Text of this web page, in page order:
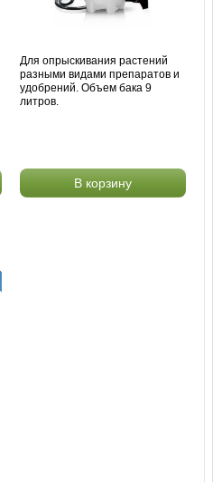
Для опрыскивания растений
разными видами препаратов и
удобрений. Объем бака 9
литров.
В корзину